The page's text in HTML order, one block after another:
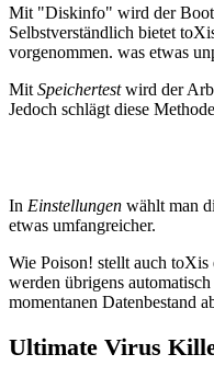
Mit "Diskinfo" wird der Boot-
Selbstverständlich bietet
vorgenommen. was etwas
Mit Speichertestwird der
Jedoch schlägt diese
In Einstellungen wählt man
etwas umfangreicher.
Wie Poison! stellt auch
werden übrigens
momentanen Datenbestand
Ultimate Virus